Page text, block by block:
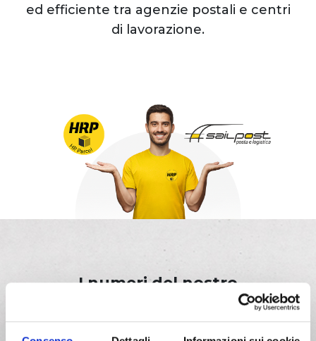
ed efficiente tra agenzie postali e centri
di lavorazione.
I numeri del nostro